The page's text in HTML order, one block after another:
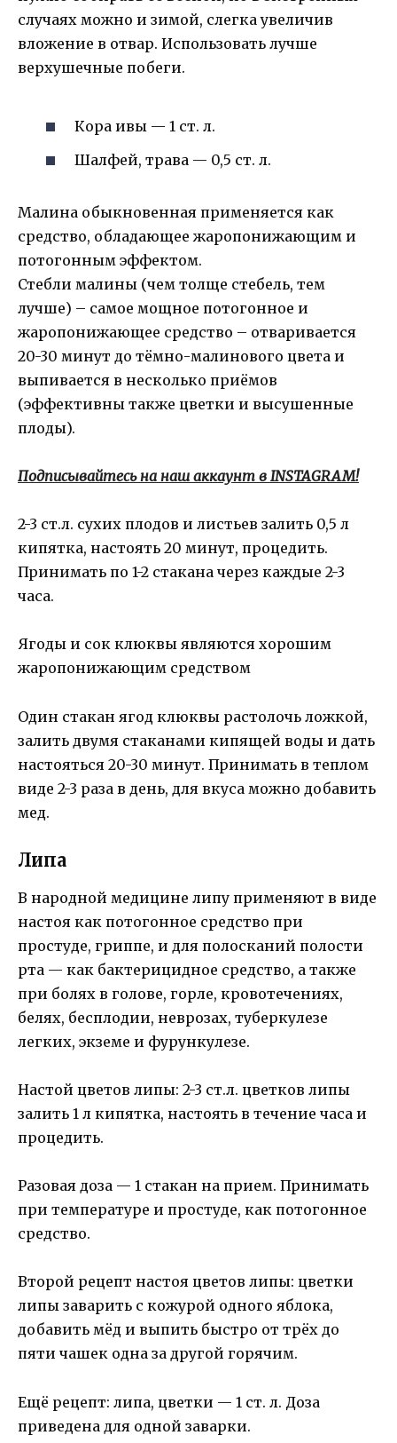
случаях можно и зимой, слегка увеличив
вложение в отвар. Использовать лучше
верхушечные побеги.
Кора ивы — 1 ст. л.
Шалфей, трава — 0,5 ст. л.
Малина обыкновенная применяется как
средство, обладающее жаропонижающим и
потогонным эффектом.
Стебли малины (чем толще стебель, тем
лучше) – самое мощное потогонное и
жаропонижающее средство – отваривается
20-30 минут до тёмно-малинового цвета и
выпивается в несколько приёмов
(эффективны также цветки и высушенные
плоды).
Подписывайтесь на наш аккаунт в INSTAGRAM!
2-3 ст.л. сухих плодов и листьев залить 0,5 л
кипятка, настоять 20 минут, процедить.
Принимать по 1-2 стакана через каждые 2-3
часа.
Ягоды и сок клюквы являются хорошим
жаропонижающим средством
Один стакан ягод клюквы растолочь ложкой,
залить двумя стаканами кипящей воды и дать
настояться 20-30 минут. Принимать в теплом
виде 2-3 раза в день, для вкуса можно добавить
мед.
Липа
В народной медицине липу применяют в виде
настоя как потогонное средство при
простуде, гриппе, и для полосканий полости
рта — как бактерицидное средство, а также
при болях в голове, горле, кровотечениях,
белях, бесплодии, неврозах, туберкулезе
легких, экземе и фурункулезе.
Настой цветов липы: 2-3 ст.л. цветков липы
залить 1 л кипятка, настоять в течение часа и
процедить.
Разовая доза — 1 стакан на прием. Принимать
при температуре и простуде, как потогонное
средство.
Второй рецепт настоя цветов липы: цветки
липы заварить с кожурой одного яблока,
добавить мёд и выпить быстро от трёх до
пяти чашек одна за другой горячим.
Ещё рецепт: липа, цветки — 1 ст. л. Доза
приведена для одной заварки.